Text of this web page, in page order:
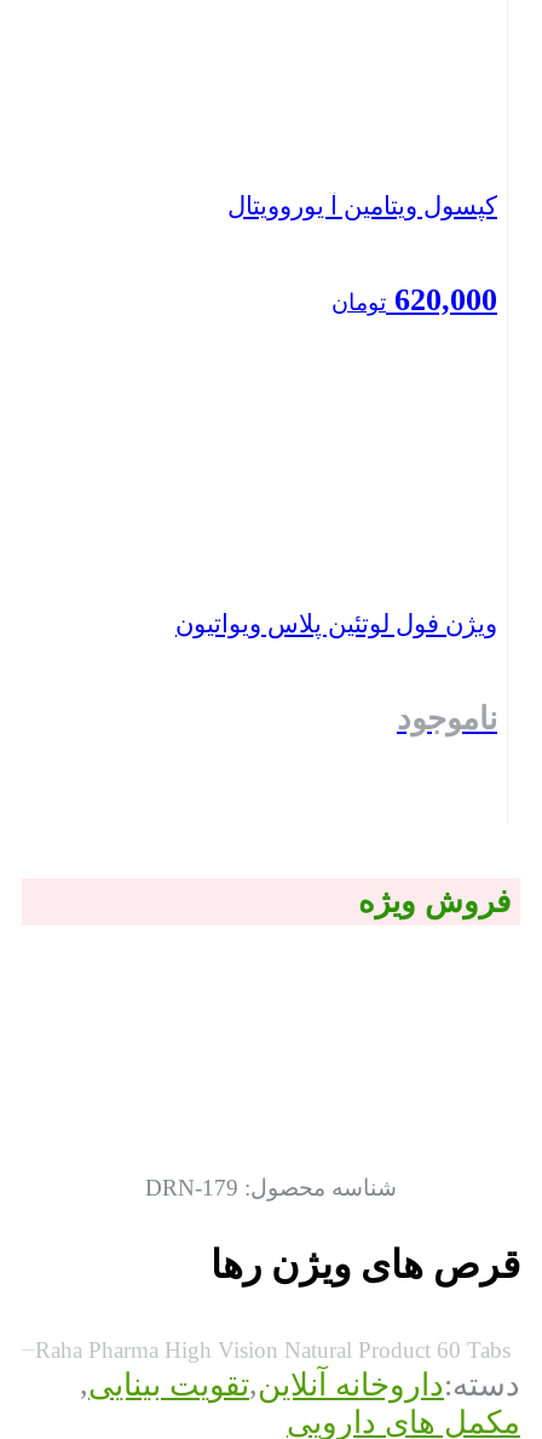
کپسول ویتامین آ یوروویتال
620,000 تومان
ویژن فول لوتئین پلاس ویواتیون
ناموجود
فروش ویژه
شناسه محصول: DRN-179
قرص های ویژن رها
Raha Pharma High Vision Natural Product 60 Tabs
دسته:داروخانه آنلاین,تقویت بینایی,
مکمل های دارویی